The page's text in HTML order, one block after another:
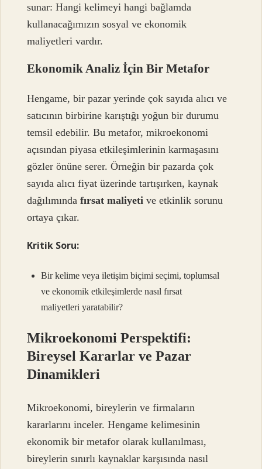
sunar: Hangi kelimeyi hangi bağlamda
kullanacağımızın sosyal ve ekonomik
maliyetleri vardır.
Ekonomik Analiz İçin Bir Metafor
Hengame, bir pazar yerinde çok sayıda alıcı ve
satıcının birbirine karıştığı yoğun bir durumu
temsil edebilir. Bu metafor, mikroekonomi
açısından piyasa etkileşimlerinin karmaşasını
gözler önüne serer. Örneğin bir pazarda çok
sayıda alıcı fiyat üzerinde tartışırken, kaynak
dağılımındafırsat maliyeti ve etkinlik sorunu
ortaya çıkar.
Kritik Soru:
Bir kelime veya iletişim biçimi seçimi, toplumsal
ve ekonomik etkileşimlerde nasıl fırsat
maliyetleri yaratabilir?
Mikroekonomi Perspektifi:
Bireysel Kararlar ve Pazar
Dinamikleri
Mikroekonomi, bireylerin ve firmaların
kararlarını inceler. Hengame kelimesinin
ekonomik bir metafor olarak kullanılması,
bireylerin sınırlı kaynaklar karşısında nasıl